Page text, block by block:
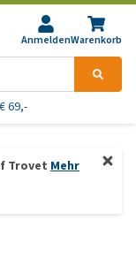
AnmeldenWarenkorb
69,-
Trovet Mehr